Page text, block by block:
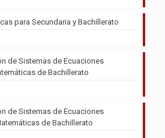
para Secundaria y Bachillerato
de Sistemas de Ecuaciones
de Bachillerato
de Sistemas de Ecuaciones
de Bachillerato